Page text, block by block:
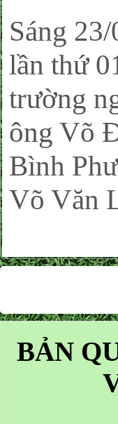
Sáng
lần thứ
trường
ông Võ
Bình
Võ Văn
BẢN